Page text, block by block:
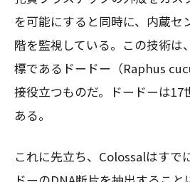
を可能にすると同時に、内蔵セ
階を監視している。この技術は
標であるドードー（Raphus
接役立つものだ。ドードーは17
ある。
これに先立ち、Colossalはすで